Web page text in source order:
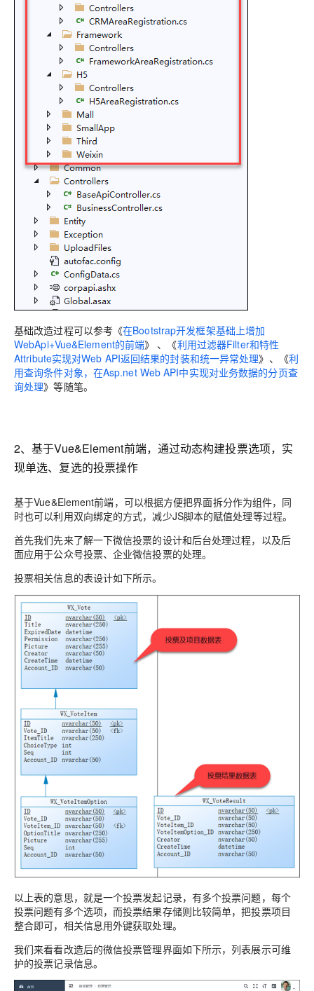
基础改造过程可以参考《在Bootstrap开发框架基础上增加
WebApi+Vue&Element的前端》 、《利用过滤器Filter和特性
Attribute实现对Web API返回结果的封装和统一异常处理》、《利
用查询条件对象，在Asp.net Web API中实现对业务数据的分页查
询处理》等随笔。
2、基于Vue&Element前端，通过动态构建投票选项，实
现单选、复选的投票操作
基于Vue&Element前端，可以根据方便把界面拆分作为组件，同
时也可以利用双向绑定的方式，减少JS脚本的赋值处理等过程。
首先我们先来了解一下微信投票的设计和后台处理过程，以及后
面应用于公众号投票、企业微信投票的处理。
投票相关信息的表设计如下所示。
以上表的意思，就是一个投票发起记录，有多个投票问题，每个
投票问题有多个选项，而投票结果存储则比较简单，把投票项目
整合即可，相关信息用外键获取处理。
我们来看看改造后的微信投票管理界面如下所示，列表展示可维
护的投票记录信息。